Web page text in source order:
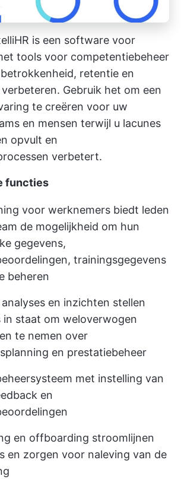
is een software voor
tools voor competentiebeheer
retentie en
Gebruik het om een
te creëren voor uw
en mensen terwijl u lacunes
opvult en
verbetert.
functies
voor werknemers biedt leden
de mogelijkheid om hun
gegevens,
trainingsgegevens
beheren
en inzichten stellen
in staat om weloverwogen
te nemen over
en prestatiebeheer
met instelling van
en
en offboarding stroomlijnen
en zorgen voor naleving van de